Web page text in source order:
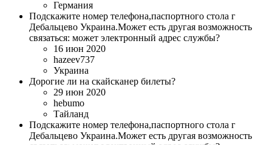
Германия
Подскажите номер телефона,паспортного стола г
Дебальцево Украина.Может есть другая возможность
связаться: может электронный адрес службы?
16 июн 2020
hazeev737
Украина
Дорогие ли на скайсканер билеты?
29 июн 2020
hebumo
Тайланд
Подскажите номер телефона,паспортного стола г
Дебальцево Украина.Может есть другая возможность